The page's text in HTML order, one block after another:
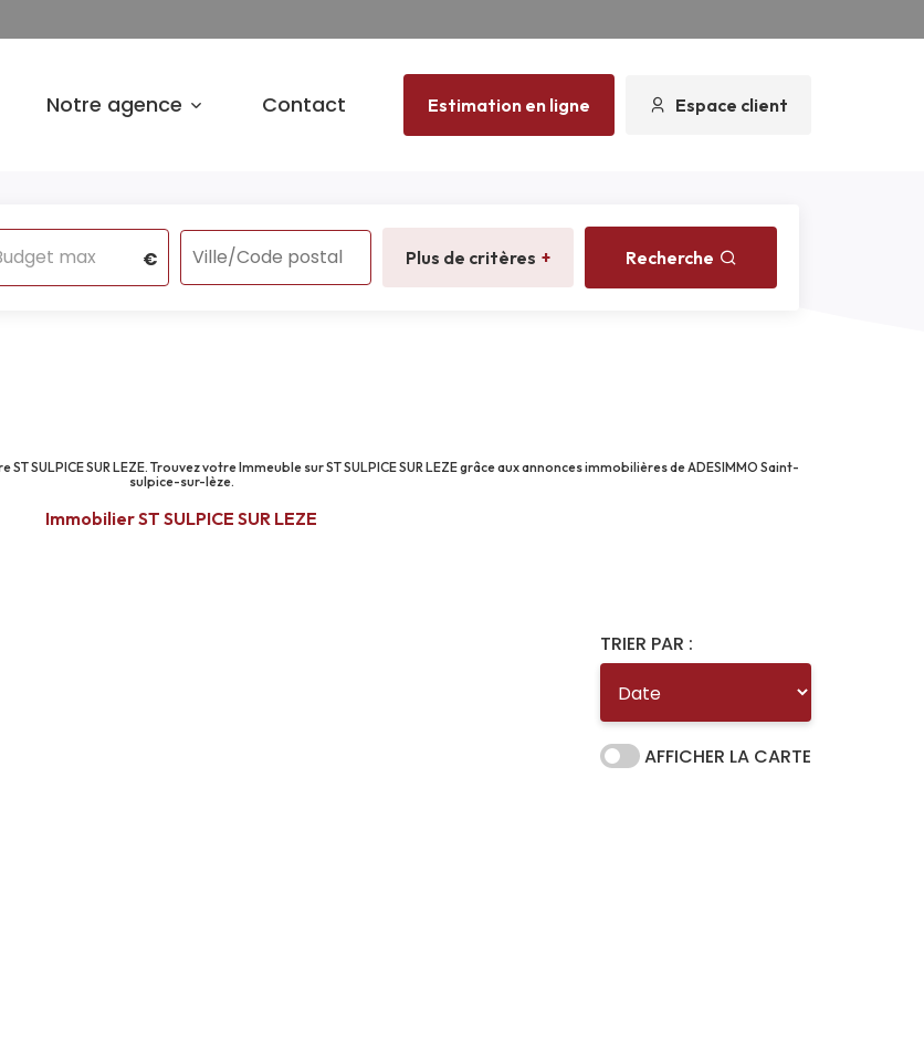
Notre agence Contact Estimation en ligne Espace client
€ Plus de critères + Recherche
SULPICE SUR LEZE. Trouvez votre Immeuble sur ST SULPICE SUR LEZE grâce aux annonces immobilières de ADESIMMO Saint-
sulpice-sur-lèze.
Immobilier ST SULPICE SUR LEZE
TRIER PAR :
AFFICHER LA CARTE